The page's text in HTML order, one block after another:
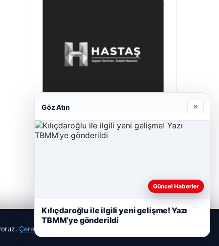
Enes Kaplan Avukatlık Bürosu
Çerez Politikamız
Göz Atın ×
Güncel Haberler
Kılıçdaroğlu ile ilgili yeni gelişme! Yazı
TBMM’ye gönderildi